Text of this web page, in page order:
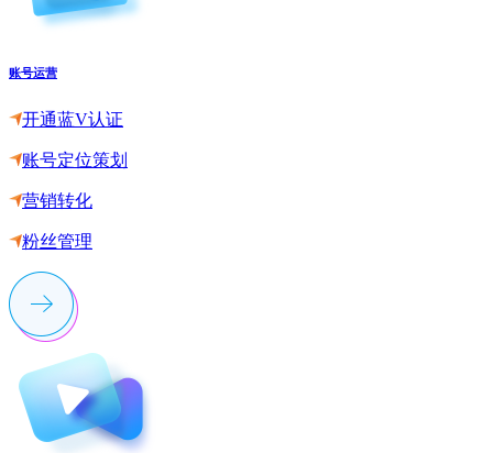
账号运营
开通蓝V认证
账号定位策划
营销转化
粉丝管理